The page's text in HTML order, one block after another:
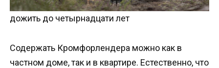
дожить до четырнадцати лет
Содержать Кромфорлендера можно как в
частном доме, так и в квартире. Естественно, что